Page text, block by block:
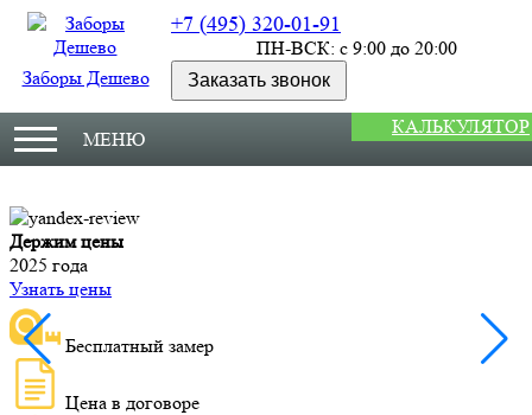
Заборы Дешево
+7 (495) 320-01-91
ПН-ВСК: с 9:00 до 20:00
Заказать звонок
МЕНЮ
КАЛЬКУЛЯТОР
Держим цены
2025 года
Узнать цены
Бесплатный замер
Цена в договоре